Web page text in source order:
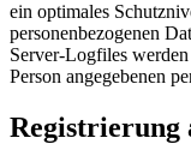
ein optimales
personenbezogenen
Server-Logfiles
Person angegebenen
Registrierung